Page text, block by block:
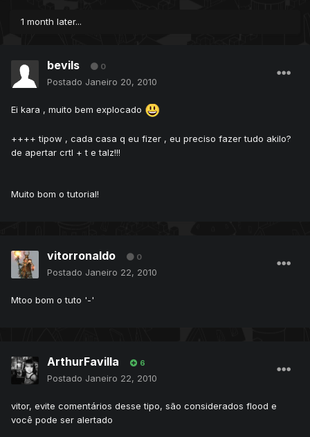
1 month later...
bevils 0
Postado Janeiro 20, 2010
Ei kara , muito bem explocado
++++ tipow , cada casa q eu fizer , eu preciso fazer tudo akilo?
de apertar crtl + t e talz!!!
Muito bom o tutorial!
vitorronaldo 0
Postado Janeiro 22, 2010
Mtoo bom o tuto '-'
ArthurFavilla 6
Postado Janeiro 22, 2010
vitor, evite comentários desse tipo, são considerados flood e
você pode ser alertado